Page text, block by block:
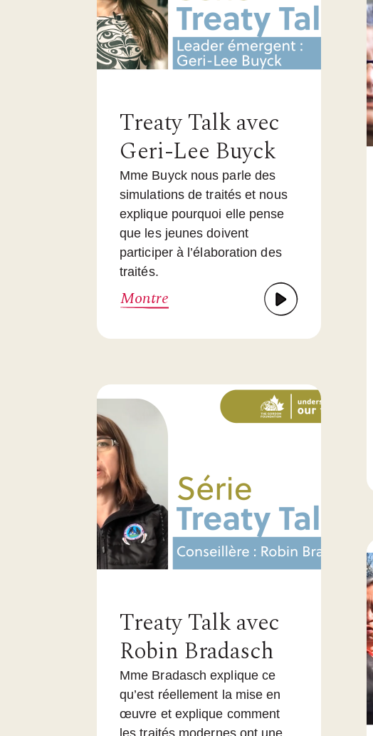
Treaty Talk avec
Geri-Lee Buyck
Mme Buyck nous parle des
simulations de traités et nous
explique pourquoi elle pense
que les jeunes doivent
participer à l’élaboration des
traités.
Montre
Treaty Talk avec
Robin Bradasch
Mme Bradasch explique ce
qu’est réellement la mise en
œuvre et explique comment